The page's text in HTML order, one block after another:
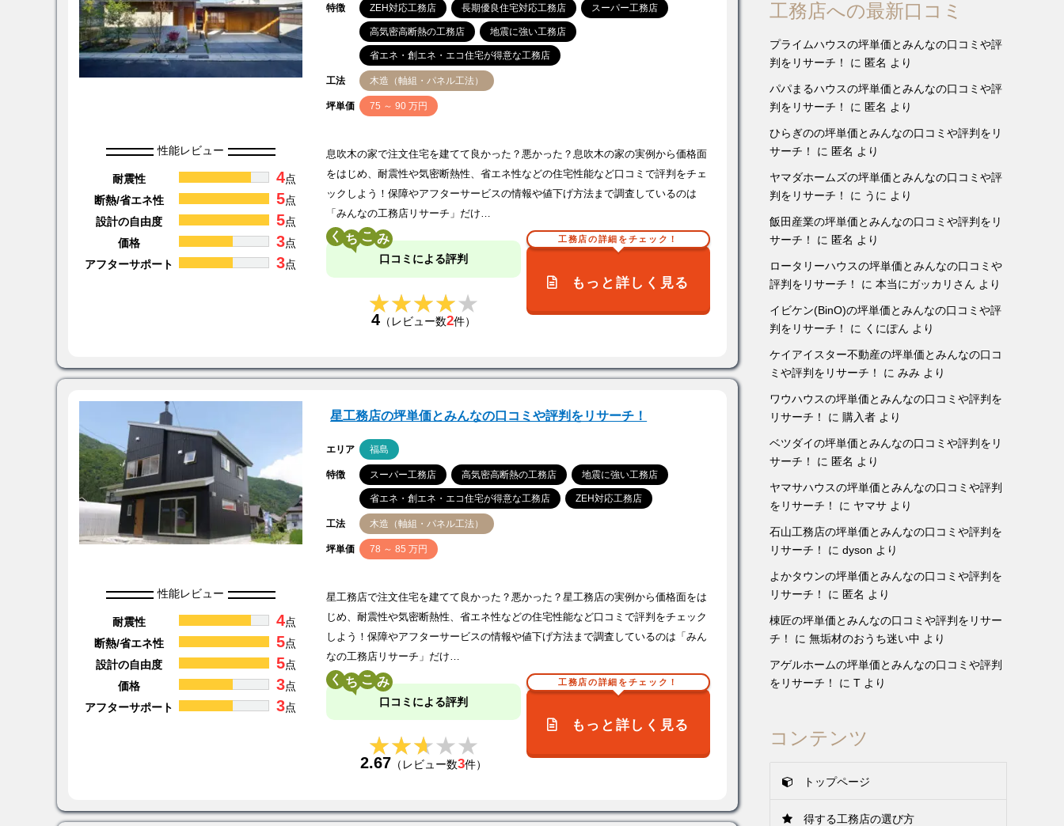
特徴 ZEH対応工務店 長期優良住宅対応工務店 スーパー工務店
高気密高断熱の工務店 地震に強い工務店
省エネ・創エネ・エコ住宅が得意な工務店
工法 木造（軸組・パネル工法）
坪単価 75 ～ 90 万円
性能レビュー
耐震性 4点
断熱/省エネ性
5点
設計の自由度
5点
価格
3点
アフターサポート
3点
息吹木の家で注文住宅を建てて良かった？悪かった？息吹木の家の実例から価格面
をはじめ、耐震性や気密断熱性、省エネ性などの住宅性能など口コミで評判をチェ
ックしよう！保障やアフターサービスの情報や値下げ方法まで調査しているのは
「みんなの工務店リサーチ」だけ…
く こ
口コミによる評判
★★★★★
★★★★★
4 （レビュー数2件）
工務店の詳細をチェック！
もっと詳しく見る
星工務店の坪単価とみんなの口コミや評判をリサーチ！
エリア 福島
特徴 スーパー工務店 高気密高断熱の工務店 地震に強い工務店
省エネ・創エネ・エコ住宅が得意な工務店 ZEH対応工務店
工法 木造（軸組・パネル工法）
坪単価 78 ～ 85 万円
性能レビュー
耐震性 4点
断熱/省エネ性
5点
設計の自由度
5点
価格
3点
アフターサポート
3点
星工務店で注文住宅を建てて良かった？悪かった？星工務店の実例から価格面をは
じめ、耐震性や気密断熱性、省エネ性などの住宅性能など口コミで評判をチェック
しよう！保障やアフターサービスの情報や値下げ方法まで調査しているのは「みん
なの工務店リサーチ」だけ…
く こ
口コミによる評判
★★★★★
★★★★★
2.67 （レビュー数3件）
工務店の詳細をチェック！
もっと詳しく見る
工務店への最新口コミ
プライムハウスの坪単価とみんなの口コミや評
判をリサーチ！
に 匿名 より
パパまるハウスの坪単価とみんなの口コミや評
判をリサーチ！
に 匿名 より
ひらぎのの坪単価とみんなの口コミや評判をリ
サーチ！
に 匿名 より
ヤマダホームズの坪単価とみんなの口コミや評
判をリサーチ！
に うに より
飯田産業の坪単価とみんなの口コミや評判をリ
サーチ！
に 匿名 より
ロータリーハウスの坪単価とみんなの口コミや
評判をリサーチ！
に 本当にガッカリさん より
イビケン(BinO)の坪単価とみんなの口コミや評
判をリサーチ！
に くにぽん より
ケイアイスター不動産の坪単価とみんなの口コ
ミや評判をリサーチ！
に みみ より
ワウハウスの坪単価とみんなの口コミや評判を
リサーチ！
に 購入者 より
ベツダイの坪単価とみんなの口コミや評判をリ
サーチ！
に 匿名 より
ヤマサハウスの坪単価とみんなの口コミや評判
をリサーチ！
に ヤマサ より
石山工務店の坪単価とみんなの口コミや評判を
リサーチ！
に dyson より
よかタウンの坪単価とみんなの口コミや評判を
リサーチ！
に 匿名 より
棟匠の坪単価とみんなの口コミや評判をリサー
チ！
に 無垢材のおうち迷い中 より
アゲルホームの坪単価とみんなの口コミや評判
をリサーチ！
に T より
コンテンツ
トップページ
得する工務店の選び方